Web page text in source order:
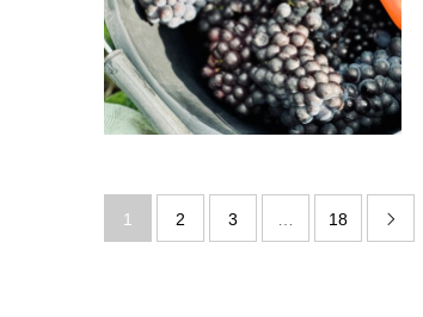
1 2 3 18 